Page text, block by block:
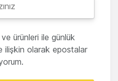
ürünleri ile günlük
ilişkin olarak epostalar